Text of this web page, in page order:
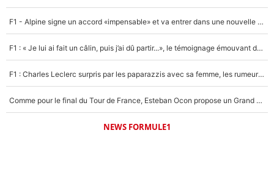
F1 - Alpine signe un accord «impensable» et va entrer dans une nouvelle dimension : Grande nouvelle pour Pierre Gasly !
F1 : « Je lui ai fait un câlin, puis j’ai dû partir...», le témoignage émouvant de Max Verstappen sur sa fille
F1 : Charles Leclerc surpris par les paparazzis avec sa femme, les rumeurs étaient vraies !
Comme pour le final du Tour de France, Esteban Ocon propose un Grand Prix de Formule 1 à Paris : «Autour de l’Arc de Triomphe, ce serait génial» !
NEWS FORMULE1